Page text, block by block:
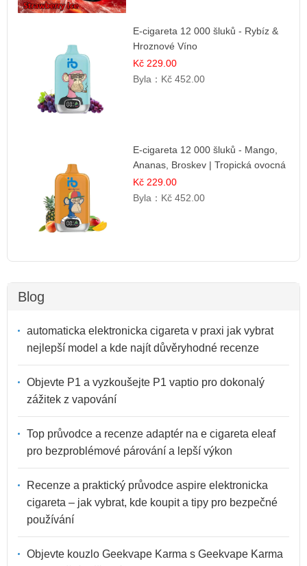
E-cigareta 12 000 šluků - Rybíz &
Hroznové Víno
Kč 229.00
Byla： Kč 452.00
E-cigareta 12 000 šluků - Mango,
Ananas, Broskev | Tropická ovocná
směs
Kč 229.00
Byla： Kč 452.00
Blog
automaticka elektronicka cigareta v praxi jak vybrat
nejlepší model a kde najít důvěryhodné recenze
Objevte P1 a vyzkoušejte P1 vaptio pro dokonalý
zážitek z vapování
Top průvodce a recenze adaptér na e cigareta eleaf
pro bezproblémové párování a lepší výkon
Recenze a praktický průvodce aspire elektronicka
cigareta – jak vybrat, kde koupit a tipy pro bezpečné
používání
Objevte kouzlo Geekvape Karma s Geekvape Karma